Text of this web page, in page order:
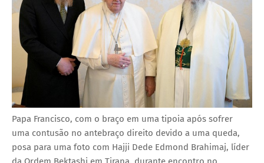
Papa Francisco, com o braço em uma tipoia após sofrer
uma contusão no antebraço direito devido a uma queda,
posa para uma foto com Hajji Dede Edmond Brahimaj, líder